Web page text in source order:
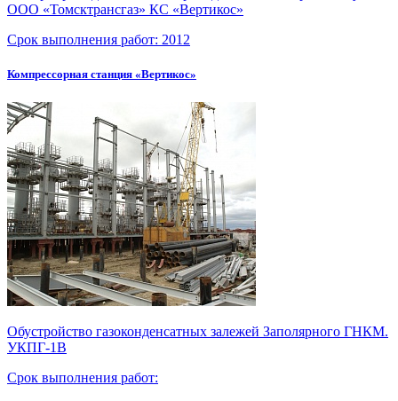
ООО «Томсктрансгаз» КС «Вертикос»
Срок выполнения работ: 2012
Компрессорная станция «Вертикос»
Обустройство газоконденсатных залежей Заполярного ГНКМ.
УКПГ-1В
Срок выполнения работ: